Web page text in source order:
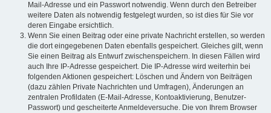
Mail-Adresse und ein Passwort notwendig. Wenn durch den Betreiber
weitere Daten als notwendig festgelegt wurden, so ist dies für Sie vor
deren Eingabe ersichtlich.
Wenn Sie einen Beitrag oder eine private Nachricht erstellen, so werden
die dort eingegebenen Daten ebenfalls gespeichert. Gleiches gilt, wenn
Sie einen Beitrag als Entwurf zwischenspeichern. In diesen Fällen wird
auch Ihre IP-Adresse gespeichert. Die IP-Adresse wird weiterhin bei
folgenden Aktionen gespeichert: Löschen und Ändern von Beiträgen
(dazu zählen Private Nachrichten und Umfragen), Änderungen an
zentralen Profildaten (E-Mail-Adresse, Kontoaktivierung, Benutzer-
Passwort) und gescheiterte Anmeldeversuche. Die von Ihrem Browser